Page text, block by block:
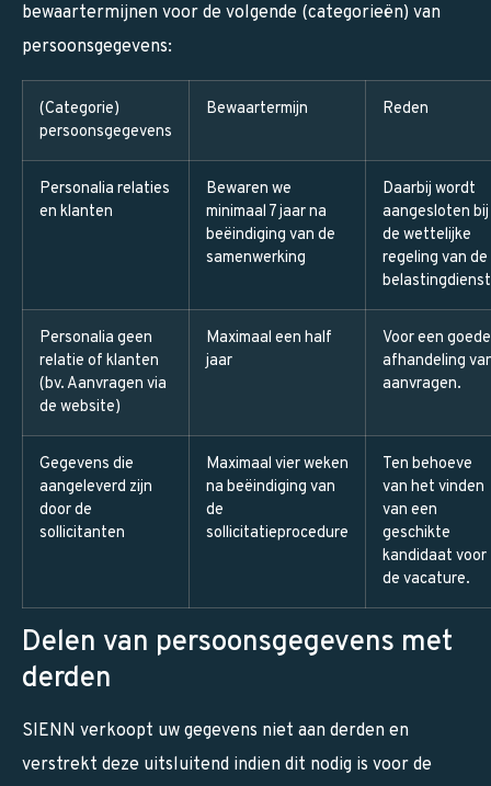
bewaartermijnen voor de volgende (categorieën) van
persoonsgegevens:
(Categorie)
persoonsgegevens
Bewaartermijn Reden
Personalia relaties
en klanten
Bewaren we
minimaal 7 jaar na
beëindiging van de
samenwerking
Daarbij wordt
aangesloten bij
de wettelijke
regeling van de
Personalia geen
relatie of klanten
(bv. Aanvragen via
de website)
Maximaal een half
jaar
Voor een goede
afhandeling
aanvragen.
Gegevens die
aangeleverd zijn
door de
sollicitanten
Maximaal vier weken
na beëindiging van
de
sollicitatieprocedure
Ten behoeve
van het vinden
van een
geschikte
kandidaat voor
de vacature.
Delen van persoonsgegevens met
derden
SIENN verkoopt uw gegevens niet aan derden en
verstrekt deze uitsluitend indien dit nodig is voor de